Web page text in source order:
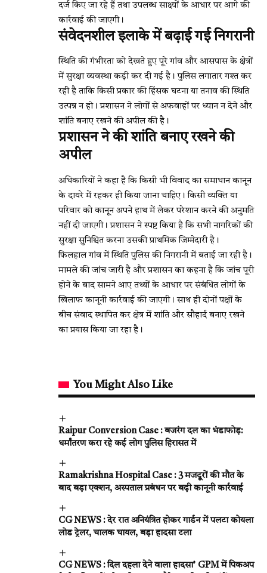
दर्ज किए जा रहे हैं तथा उपलब्ध साक्ष्यों के आधार पर आगे की
कार्रवाई की जाएगी।
संवेदनशील इलाके में बढ़ाई गई निगरानी
स्थिति की गंभीरता को देखते हुए पूरे गांव और आसपास के क्षेत्रों
में सुरक्षा व्यवस्था कड़ी कर दी गई है। पुलिस लगातार गश्त कर
रही है ताकि किसी प्रकार की हिंसक घटना या तनाव की स्थिति
उत्पन्न न हो। प्रशासन ने लोगों से अफवाहों पर ध्यान न देने और
शांति बनाए रखने की अपील की है।
प्रशासन ने की शांति बनाए रखने की
अपील
अधिकारियों ने कहा है कि किसी भी विवाद का समाधान कानून
के दायरे में रहकर ही किया जाना चाहिए। किसी व्यक्ति या
परिवार को कानून अपने हाथ में लेकर परेशान करने की अनुमति
नहीं दी जाएगी। प्रशासन ने स्पष्ट किया है कि सभी नागरिकों की
सुरक्षा सुनिश्चित करना उसकी प्राथमिक जिम्मेदारी है।
फिलहाल गांव में स्थिति पुलिस की निगरानी में बताई जा रही है।
मामले की जांच जारी है और प्रशासन का कहना है कि जांच पूरी
होने के बाद सामने आए तथ्यों के आधार पर संबंधित लोगों के
खिलाफ कानूनी कार्रवाई की जाएगी। साथ ही दोनों पक्षों के
बीच संवाद स्थापित कर क्षेत्र में शांति और सौहार्द बनाए रखने
का प्रयास किया जा रहा है।
You Might Also Like
Raipur Conversion Case : बजरंग दल का भंडाफोड़:
धर्मांतरण करा रहे कई लोग पुलिस हिरासत में
Ramakrishna Hospital Case : 3 मजदूरों की मौत के
बाद बड़ा एक्शन, अस्पताल प्रबंधन पर बढ़ी कानूनी कार्रवाई
CG NEWS : देर रात अनियंत्रित होकर गार्डन में पलटा कोयला
लोड ट्रेलर, चालक घायल, बड़ा हादसा टला
CG NEWS : दिल दहला देने वाला हादसा’ GPM में पिकअप